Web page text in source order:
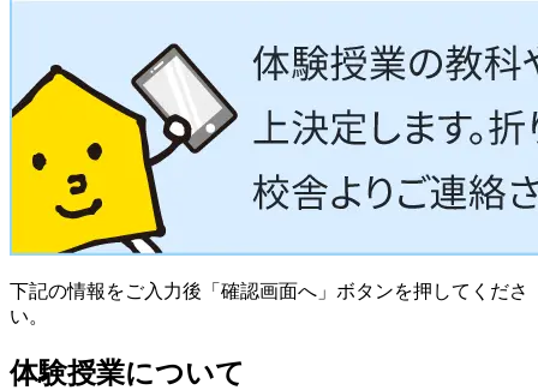
下記の情報をご入力後「確認画面へ」ボタンを押してくださ
い。
体験授業について